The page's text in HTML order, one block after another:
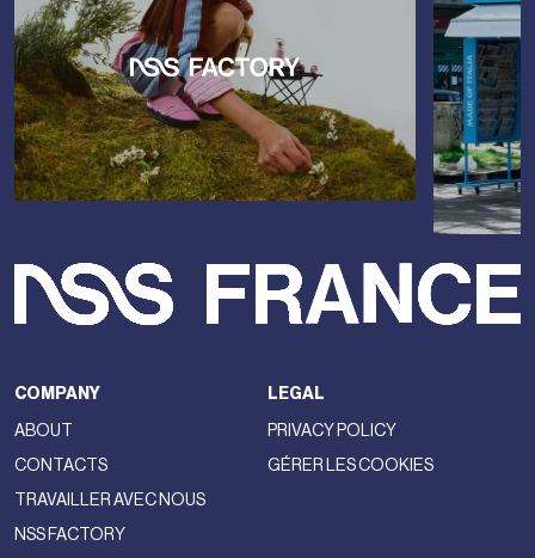
COMPANY
ABOUT
CONTACTS
TRAVAILLER AVEC NOUS
NSS FACTORY
LEGAL
PRIVACY POLICY
GÉRER LES COOKIES